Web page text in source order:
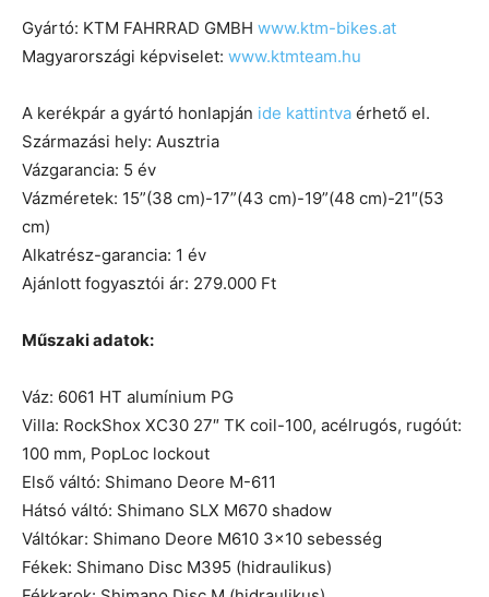
Gyártó: KTM FAHRRAD GMBH www.ktm-bikes.at
Magyarországi képviselet: www.ktmteam.hu
A kerékpár a gyártó honlapján ide kattintva érhető el.
Származási hely: Ausztria
Vázgarancia: 5 év
Vázméretek: 15”(38 cm)-17”(43 cm)-19”(48 cm)-21″(53
cm)
Alkatrész-garancia: 1 év
Ajánlott fogyasztói ár: 279.000 Ft
Műszaki adatok:
Váz: 6061 HT alumínium PG
Villa: RockShox XC30 27″ TK coil-100, acélrugós, rugóút:
100 mm, PopLoc lockout
Első váltó: Shimano Deore M-611
Hátsó váltó: Shimano SLX M670 shadow
Váltókar: Shimano Deore M610 3×10 sebesség
Fékek: Shimano Disc M395 (hidraulikus)